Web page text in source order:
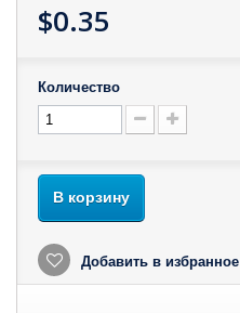
$0.35
Количество
В корзину
Добавить в избранное